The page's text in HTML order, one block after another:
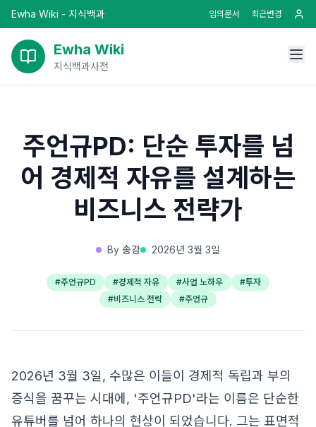
Ewha Wiki - 지식백과 임의문서 최근변경
Ewha Wiki
지식백과사전
주언규PD: 단순 투자를 넘
어 경제적 자유를 설계하는
비즈니스 전략가
By 송강 2026년 3월 3일
#주언규PD #경제적 자유 #사업 노하우 #투자
#비즈니스 전략 #주언규
2026년 3월 3일, 수많은 이들이 경제적 독립과 부의
증식을 꿈꾸는 시대에, '주언규PD'라는 이름은 단순한
유튜버를 넘어 하나의 현상이 되었습니다. 그는 표면적